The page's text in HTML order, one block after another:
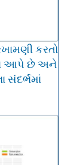
કરતો
આપે છે અને
સંદર્ભમાં